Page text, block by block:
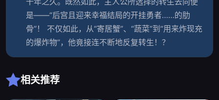
是——“后宫且迎来幸福结局的开挂勇者……的肋
骨”！ 不仅如此，从“寄居蟹”、“蔬菜”到“用来炸现充
的爆炸物”，他竟接连不断地反复转生！？
相关推荐